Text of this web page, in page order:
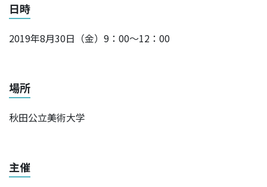
日時
2019年8月30日（金）9：00～12：00
場所
秋田公立美術大学
主催